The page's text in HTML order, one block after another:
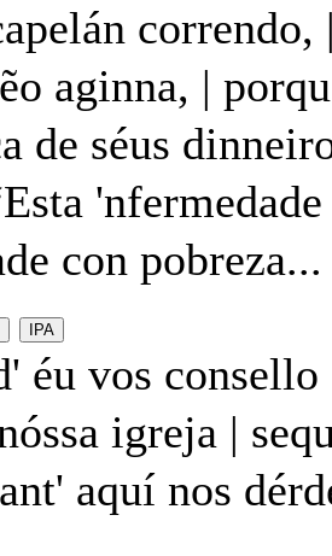
correndo,
aginna, |
de séus
con pobreza...
IPA
éu vos consello
igreja |
aquí nos